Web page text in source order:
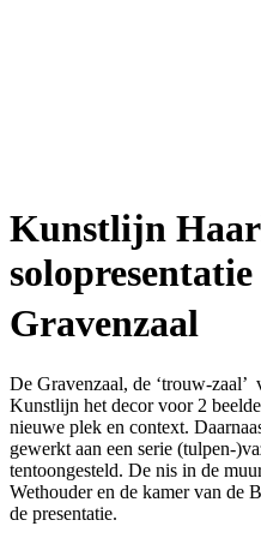
Kunstlijn
Gravenzaal
De Gravenzaal, de ‘trouw-
Kunstlijn het decor voor 2
nieuwe plek en context.
gewerkt aan een serie (tulpen-
tentoongesteld. De nis in de
Wethouder en de kamer van de
de presentatie.